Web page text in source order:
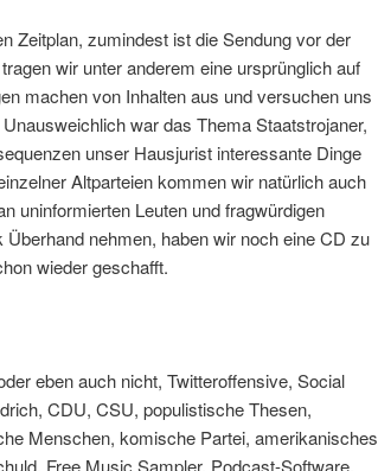
Zeitplan, zumindest ist die Sendung vor der
wir unter anderem eine ursprünglich auf
machen von Inhalten aus und versuchen uns
war das Thema Staatstrojaner,
unser Hausjurist interessante Dinge
Altparteien kommen wir natürlich auch
uninformierten Leuten und fragwürdigen
nehmen, haben wir noch eine CD zu
wieder geschafft.
eben auch nicht, Twitteroffensive, Social
CDU, CSU, populistische Thesen,
Menschen, komische Partei, amerikanisches